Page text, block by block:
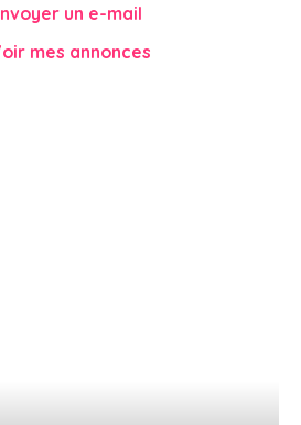
un e-mail
mes annonces